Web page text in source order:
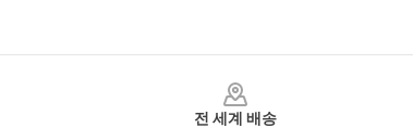
전 세계 배송